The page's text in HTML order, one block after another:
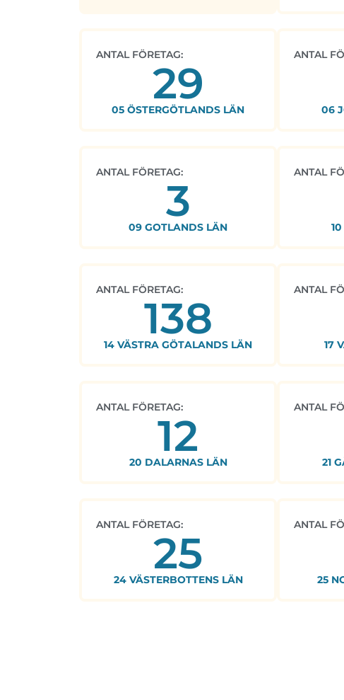
ANTAL FÖRETAG:
29
05 ÖSTERGÖTLANDS LÄN
ANTAL
06
ANTAL FÖRETAG:
3
09 GOTLANDS LÄN
ANTAL
ANTAL FÖRETAG:
138
14 VÄSTRA GÖTALANDS LÄN
ANTAL
17
ANTAL FÖRETAG:
12
20 DALARNAS LÄN
ANTAL
21
ANTAL FÖRETAG:
25
24 VÄSTERBOTTENS LÄN
ANTAL
25